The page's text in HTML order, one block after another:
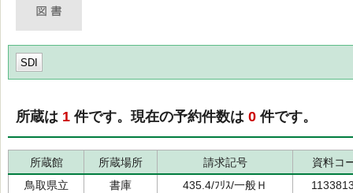
SDI
所蔵は 1 件です。現在の予約件数は 0 件です。
所蔵館 所蔵場所 請求記号
資料コ
鳥取県立
書庫 435.4/ﾌﾘｽ/一般Ｈ